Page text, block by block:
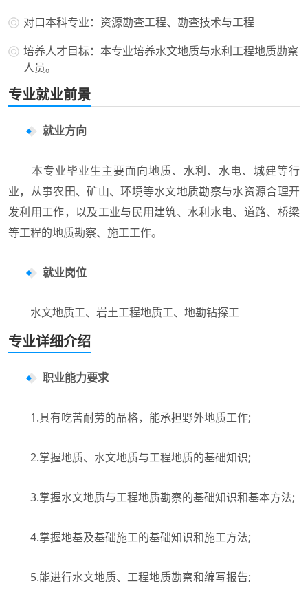
对口本科专业：资源勘查工程、勘查技术与工程
培养人才目标：本专业培养水文地质与水利工程地质勘察
人员。
专业就业前景
就业方向
本专业毕业生主要面向地质、水利、水电、城建等行
业，从事农田、矿山、环境等水文地质勘察与水资源合理开
发利用工作，以及工业与民用建筑、水利水电、道路、桥梁
等工程的地质勘察、施工工作。
就业岗位
水文地质工、岩土工程地质工、地勘钻探工
专业详细介绍
职业能力要求
1.具有吃苦耐劳的品格，能承担野外地质工作;
2.掌握地质、水文地质与工程地质的基础知识;
3.掌握水文地质与工程地质勘察的基础知识和基本方法;
4.掌握地基及基础施工的基础知识和施工方法;
5.能进行水文地质、工程地质勘察和编写报告;